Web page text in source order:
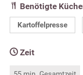
Benötigte
Kartoffelpresse
Zeit